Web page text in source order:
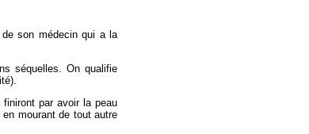
son médecin qui a la
séquelles. On qualifie
par avoir la peau
mourant de tout autre